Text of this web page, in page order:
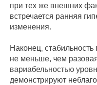
при тех же внешних
встречается ранняя
изменения.
Наконец,
не меньше, чем
вариабельностью
демонстрируют